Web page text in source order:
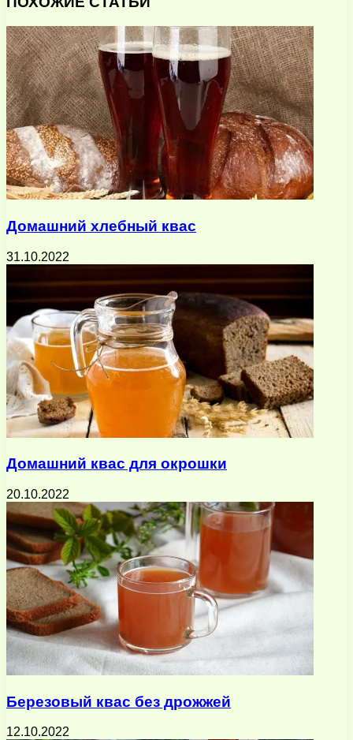
почту
Домашний хлебный квас
31.10.2022
Домашний квас для окрошки
20.10.2022
Березовый квас без дрожжей
12.10.2022